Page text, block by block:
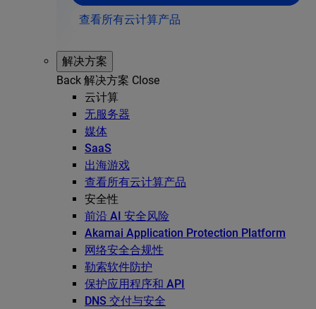
查看所有云计算产品
解决方案
Back 解决方案 Close
云计算
无服务器
媒体
SaaS
出海游戏
查看所有云计算产品
安全性
前沿 AI 安全风险
Akamai Application Protection Platform
网络安全合规性
勒索软件防护
保护应用程序和 API
DNS 交付与安全